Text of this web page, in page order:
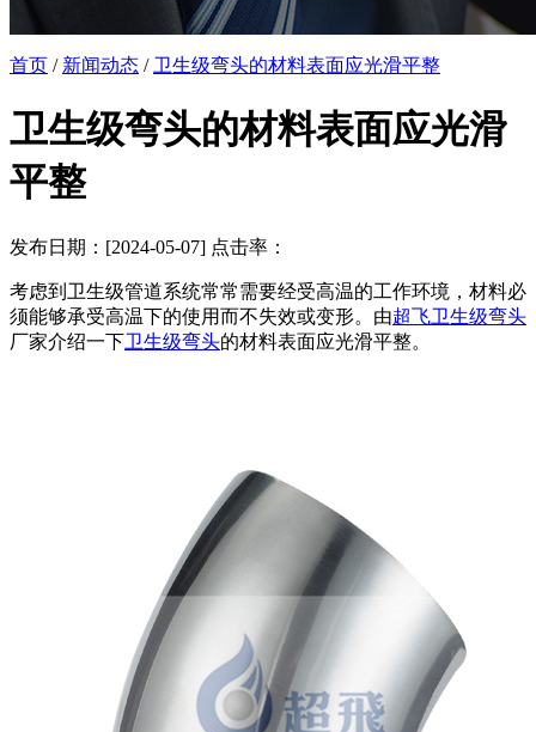
首页 / 新闻动态 / 卫生级弯头的材料表面应光滑平整
卫生级弯头的材料表面应光滑
平整
发布日期：[2024-05-07] 点击率：
考虑到卫生级管道系统常常需要经受高温的工作环境，材料必
须能够承受高温下的使用而不失效或变形。由超飞卫生级弯头
厂家介绍一下卫生级弯头的材料表面应光滑平整。